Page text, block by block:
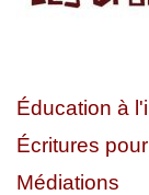
Éducation à
Écritures
Médiations